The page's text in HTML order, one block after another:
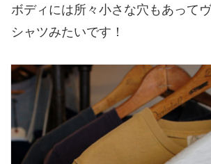
ボディには所々小さな穴もあって
シャツみたいです！